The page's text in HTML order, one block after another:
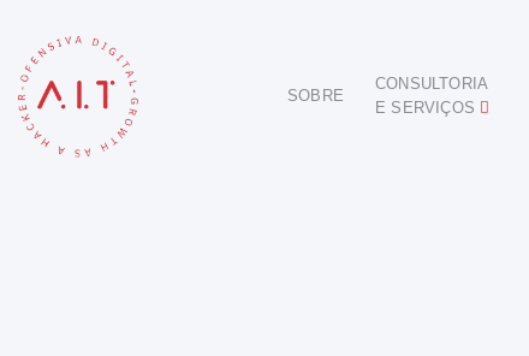
SOBRE
CONSULTORIA
E SERVIÇOS